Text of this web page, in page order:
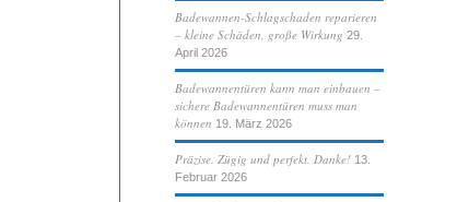
Badewannen-Schlagschaden reparieren
– kleine Schäden, große Wirkung 29.
April 2026
Badewannentüren kann man einbauen –
sichere Badewannentüren muss man
können 19. März 2026
Präzise. Zügig und perfekt. Danke! 13.
Februar 2026